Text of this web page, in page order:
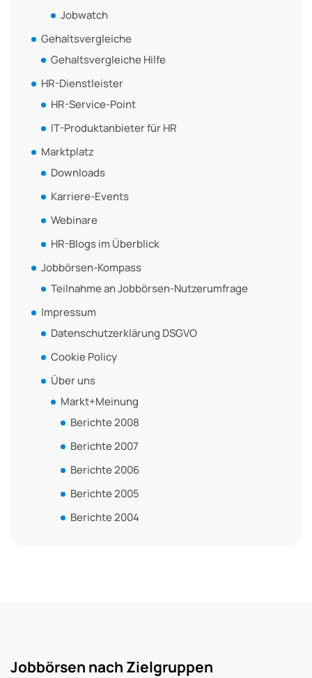
Jobwatch
Gehaltsvergleiche
Gehaltsvergleiche Hilfe
HR-Dienstleister
HR-Service-Point
IT-Produktanbieter für HR
Marktplatz
Downloads
Karriere-Events
Webinare
HR-Blogs im Überblick
Jobbörsen-Kompass
Teilnahme an Jobbörsen-Nutzerumfrage
Impressum
Datenschutzerklärung DSGVO
Cookie Policy
Über uns
Markt+Meinung
Berichte 2008
Berichte 2007
Berichte 2006
Berichte 2005
Berichte 2004
Jobbörsen nach Zielgruppen